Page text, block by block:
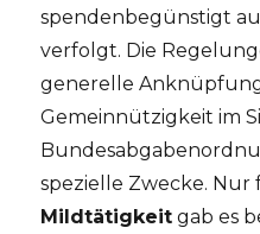
spendenbegünstigt
verfolgt. Die
generelle
Gemeinnützigkeit im
spezielle Zwecke. Nur
Mildtätigkeit gab es